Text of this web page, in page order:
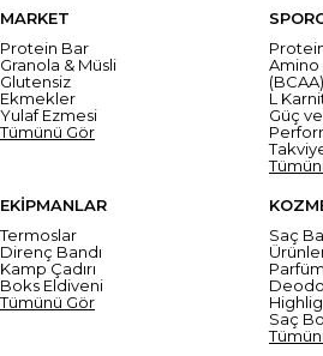
MARKET
Protein Bar
Granola & Müsli
Glutensiz
Ekmekler
Yulaf Ezmesi
Tümünü Gör
Amino
(BCAA)
L
Güç ve
EKİPMANLAR
Termoslar
Direnç Bandı
Kamp Çadırı
Boks Eldiveni
Tümünü Gör
Saç
Saç